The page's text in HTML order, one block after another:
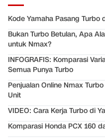
Kode Yamaha Pasang
Bukan Turbo Betulan, Apa
untuk Nmax?
INFOGRAFIS: Komparasi
Semua Punya Turbo
Penjualan Online Nmax
Unit
VIDEO: Cara Kerja Turbo di
Komparasi Honda PCX 160